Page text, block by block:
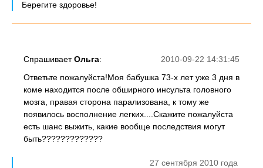
Берегите здоровье!
2010-09-22 14:31:45
СпрашиваетОльга:
Ответьте пожалуйста!Моя бабушка 73-х лет уже 3 дня в
коме находится после обширного инсульта головного
мозга, правая сторона парализована, к тому же
появилось восполнение легких....Скажите пожалуйста
есть шанс выжить, какие вообще последствия могут
быть?????????????
27 сентября 2010 года